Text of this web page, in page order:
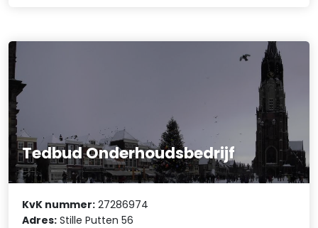
Tedbud Onderhoudsbedrijf
KvK nummer: 27286974
Adres: Stille Putten 56